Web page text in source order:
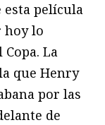
esta película
hoy lo
La
que Henry
por las
de